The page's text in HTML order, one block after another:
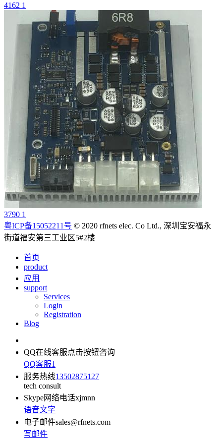
4162 1
3790 1
粤ICP备15052211号 © 2020 rfnets elec. Co Ltd., 深圳宝安福永
街道福安第三工业区5#2楼
首页
product
应用
support
Services
Login
Registration
Blog
QQ在线客服点击按钮咨询
QQ客服1
服务热线13502875127
tech consult
Skype网络电话xjmnn
语音文字
电子邮件sales@rfnets.com
写邮件